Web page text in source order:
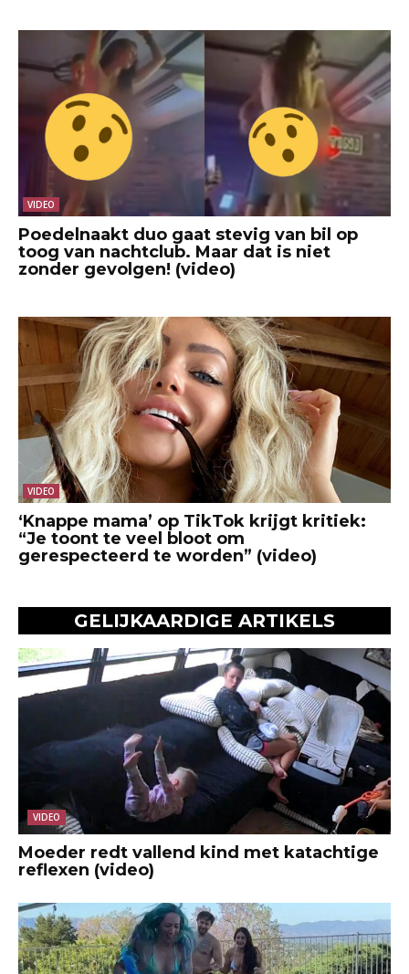
VIDEO
Poedelnaakt duo gaat stevig van bil op
toog van nachtclub. Maar dat is niet
zonder gevolgen! (video)
VIDEO
‘Knappe mama’ op TikTok krijgt kritiek:
“Je toont te veel bloot om
gerespecteerd te worden” (video)
GELIJKAARDIGE ARTIKELS
VIDEO
Moeder redt vallend kind met katachtige
reflexen (video)